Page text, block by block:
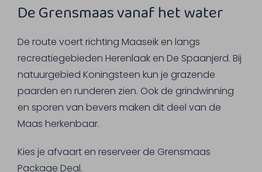
De Grensmaas vanaf het water
De route voert richting Maaseik en langs
recreatiegebieden Herenlaak en De Spaanjerd. Bij
natuurgebied Koningsteen kun je grazende
paarden en runderen zien. Ook de grindwinning
en sporen van bevers maken dit deel van de
Maas herkenbaar.
Kies je afvaart en reserveer de Grensmaas
Package Deal.